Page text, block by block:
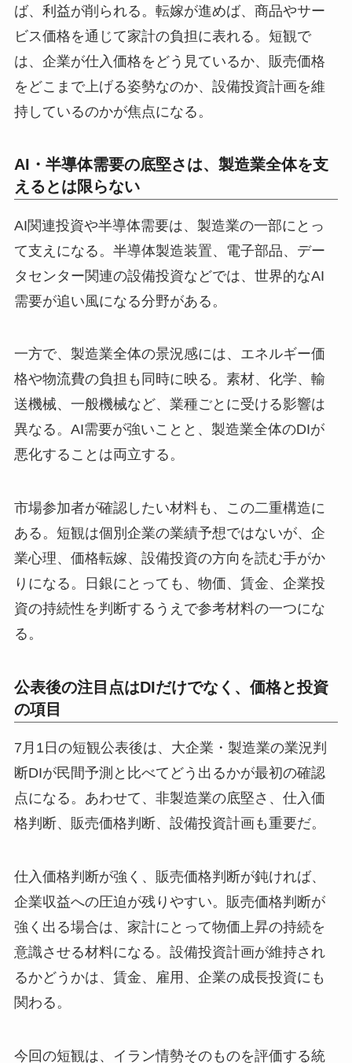
ば、利益が削られる。転嫁が進めば、商品やサー
ビス価格を通じて家計の負担に表れる。短観で
は、企業が仕入価格をどう見ているか、販売価格
をどこまで上げる姿勢なのか、設備投資計画を維
持しているのかが焦点になる。
AI・半導体需要の底堅さは、製造業全体を支
えるとは限らない
AI関連投資や半導体需要は、製造業の一部にとっ
て支えになる。半導体製造装置、電子部品、デー
タセンター関連の設備投資などでは、世界的なAI
需要が追い風になる分野がある。
一方で、製造業全体の景況感には、エネルギー価
格や物流費の負担も同時に映る。素材、化学、輸
送機械、一般機械など、業種ごとに受ける影響は
異なる。AI需要が強いことと、製造業全体のDIが
悪化することは両立する。
市場参加者が確認したい材料も、この二重構造に
ある。短観は個別企業の業績予想ではないが、企
業心理、価格転嫁、設備投資の方向を読む手がか
りになる。日銀にとっても、物価、賃金、企業投
資の持続性を判断するうえで参考材料の一つにな
る。
公表後の注目点はDIだけでなく、価格と投資
の項目
7月1日の短観公表後は、大企業・製造業の業況判
断DIが民間予測と比べてどう出るかが最初の確認
点になる。あわせて、非製造業の底堅さ、仕入価
格判断、販売価格判断、設備投資計画も重要だ。
仕入価格判断が強く、販売価格判断が鈍ければ、
企業収益への圧迫が残りやすい。販売価格判断が
強く出る場合は、家計にとって物価上昇の持続を
意識させる材料になる。設備投資計画が維持され
るかどうかは、賃金、雇用、企業の成長投資にも
関わる。
今回の短観は、イラン情勢そのものを評価する統